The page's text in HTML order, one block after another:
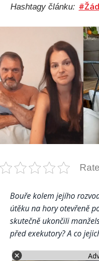
Hashtagy článku:
Bouře kolem jejího
útěku na hory otevřeně
skutečně ukončili
před exekutory? A co